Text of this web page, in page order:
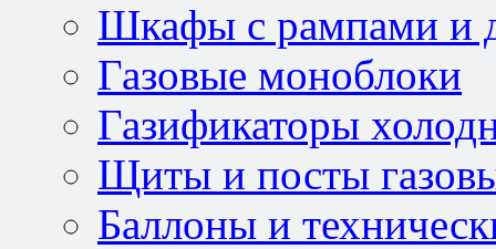
Шкафы с рампами и
Газовые моноблоки
Газификаторы
Щиты и посты
Баллоны и